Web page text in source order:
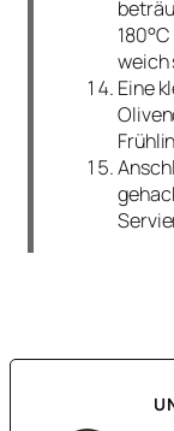
weich
Eine